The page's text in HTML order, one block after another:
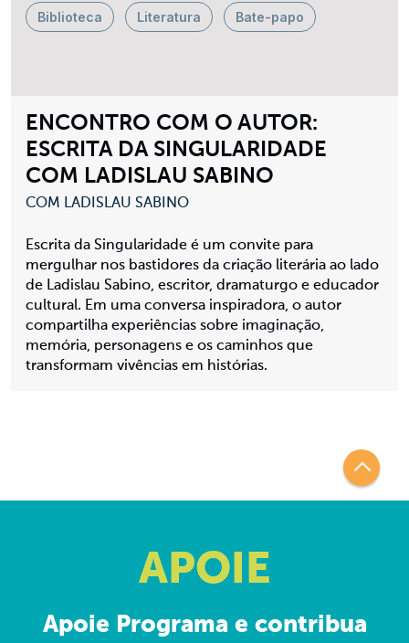
ENCONTRO COM O AUTOR:
ESCRITA DA SINGULARIDADE
COM LADISLAU SABINO
COM LADISLAU SABINO
Escrita da Singularidade é um convite para
mergulhar nos bastidores da criação literária ao lado
de Ladislau Sabino, escritor, dramaturgo e educador
cultural. Em uma conversa inspiradora, o autor
compartilha experiências sobre imaginação,
memória, personagens e os caminhos que
transformam vivências em histórias.
Biblioteca Literatura Bate-papo
APOIE
Apoie Programa e contribua